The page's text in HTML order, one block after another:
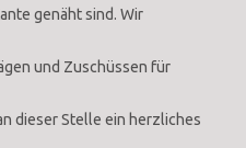
genäht sind. Wir
und Zuschüssen für
dieser Stelle ein herzliches